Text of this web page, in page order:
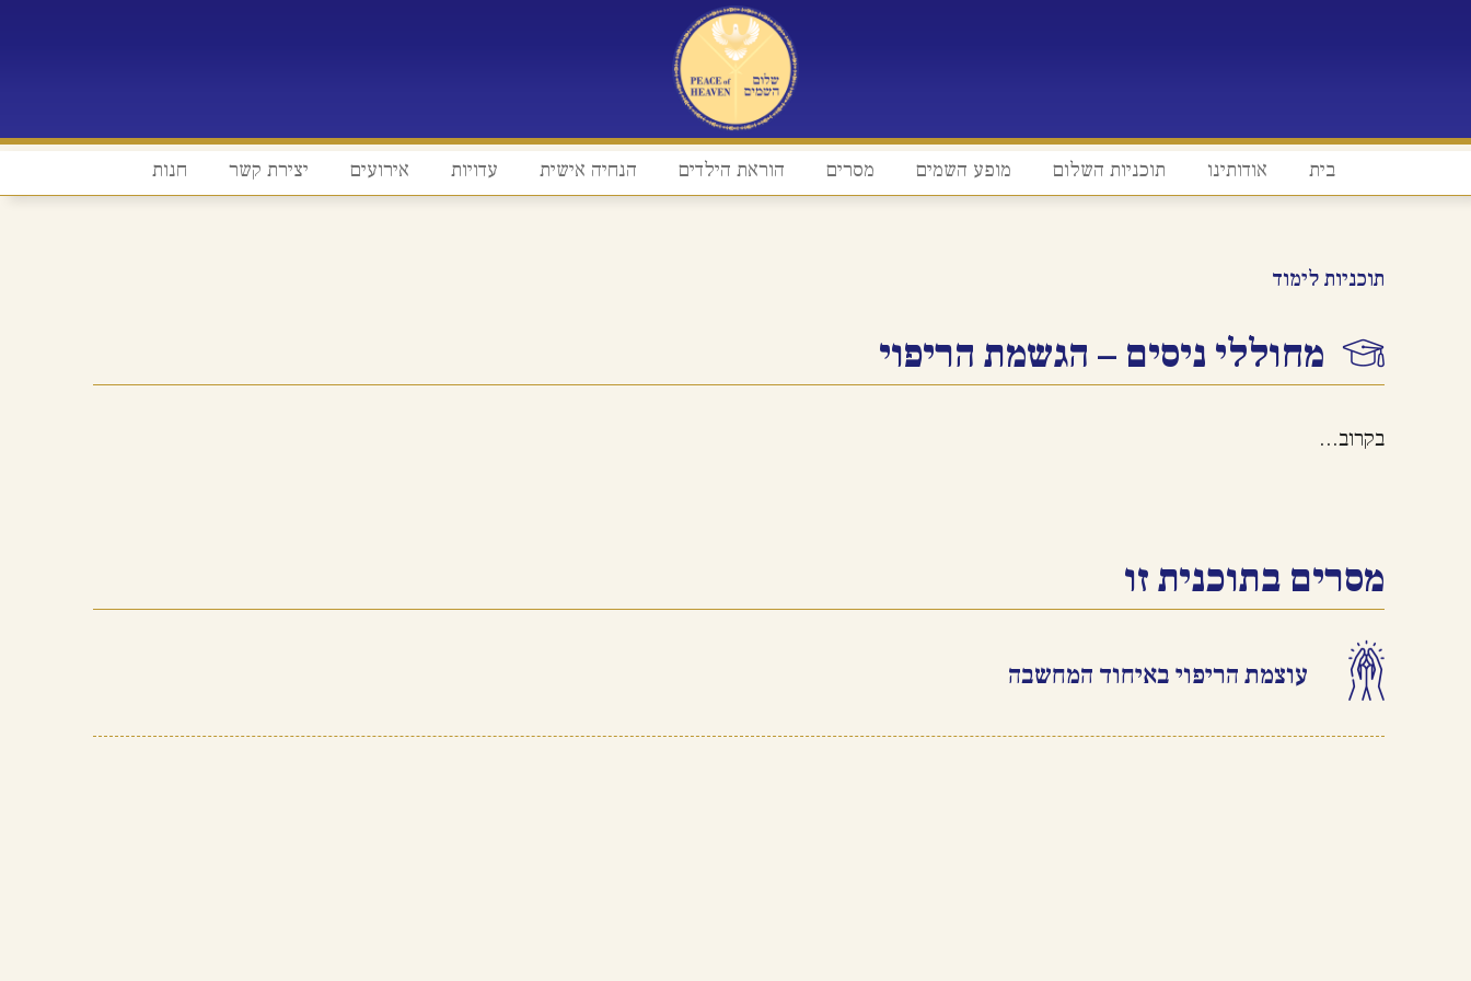
בית אודותינו תוכניות השלום מופע השמים מסרים הוראת הילדים הנחיה אישית עדויות אירועים יצירת קשר חנות
תוכניות לימוד
מחוללי ניסים – הגשמת הריפוי
בקרוב…
מסרים בתוכנית זו
עוצמת הריפוי באיחוד המחשבה